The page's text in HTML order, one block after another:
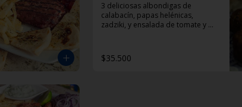
3 deliciosas albondigas de
calabacín, papas helénicas,
zadziki, y ensalada de tomate y
$35.500